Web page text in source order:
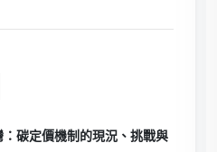
碳定價機制的現況、挑戰與